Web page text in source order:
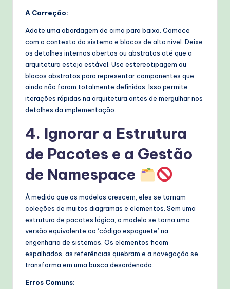
A Correção:
Adote uma abordagem de cima para baixo. Comece
com o contexto do sistema e blocos de alto nível. Deixe
os detalhes internos abertos ou abstratos até que a
arquitetura esteja estável. Use estereotipagem ou
blocos abstratos para representar componentes que
ainda não foram totalmente definidos. Isso permite
iterações rápidas na arquitetura antes de mergulhar nos
detalhes da implementação.
4. Ignorar a Estrutura
de Pacotes e a Gestão
de Namespace
À medida que os modelos crescem, eles se tornam
coleções de muitos diagramas e elementos. Sem uma
estrutura de pacotes lógica, o modelo se torna uma
versão equivalente ao ‘código espaguete’ na
engenharia de sistemas. Os elementos ficam
espalhados, as referências quebram e a navegação se
transforma em uma busca desordenada.
Erros Comuns: